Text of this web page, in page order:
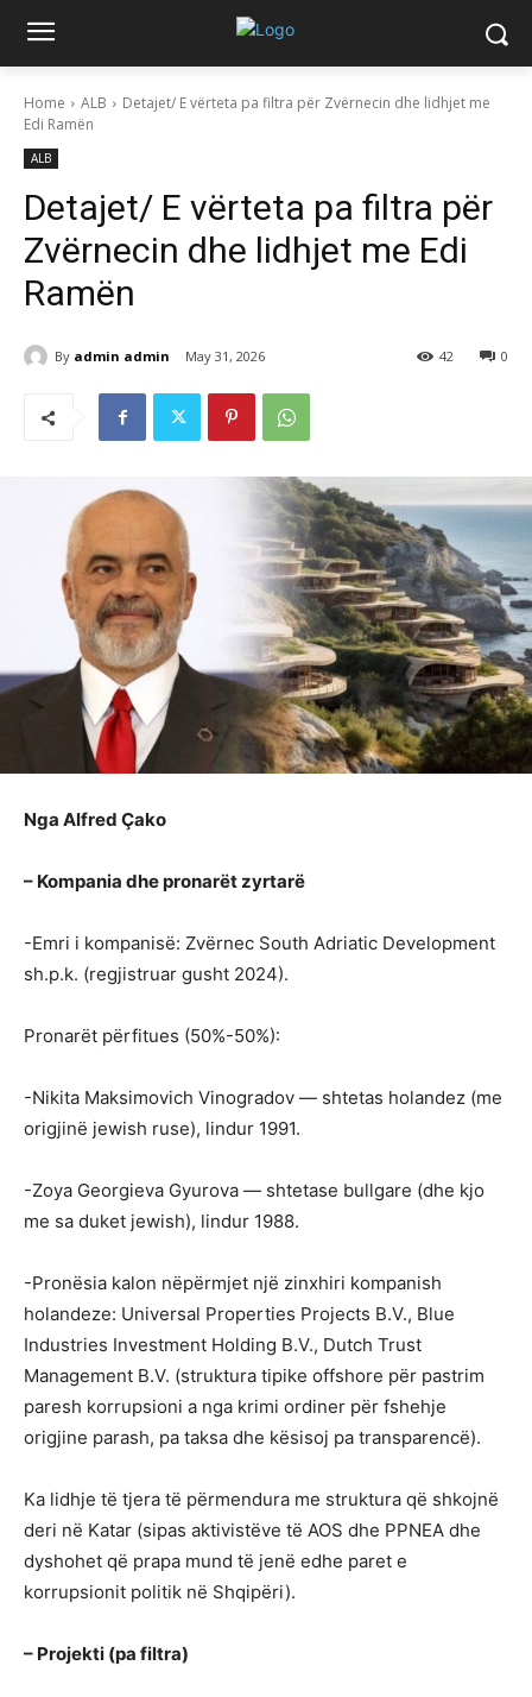
Home ALB
Detajet/ E vërteta pa filtra për Zvërnecin dhe lidhjet me
Edi Ramën
ALB
Detajet/ E vërteta pa filtra për
Zvërnecin dhe lidhjet me Edi
Ramën
By admin admin May 31, 2026 0
42
Nga Alfred Çako
– Kompania dhe pronarët zyrtarë
-Emri i kompanisë: Zvërnec South Adriatic Development
sh.p.k. (regjistruar gusht 2024).
Pronarët përfitues (50%-50%):
-Nikita Maksimovich Vinogradov — shtetas holandez (me
origjinë jewish ruse), lindur 1991.
-Zoya Georgieva Gyurova — shtetase bullgare (dhe kjo
me sa duket jewish), lindur 1988.
-Pronësia kalon nëpërmjet një zinxhiri kompanish
holandeze: Universal Properties Projects B.V., Blue
Industries Investment Holding B.V., Dutch Trust
Management B.V. (struktura tipike offshore për pastrim
paresh korrupsioni a nga krimi ordiner për fshehje
origjine parash, pa taksa dhe kësisoj pa transparencë).
Ka lidhje të tjera të përmendura me struktura që shkojnë
deri në Katar (sipas aktivistëve të AOS dhe PPNEA dhe
dyshohet që prapa mund të jenë edhe paret e
korrupsionit politik në Shqipëri).
– Projekti (pa filtra)